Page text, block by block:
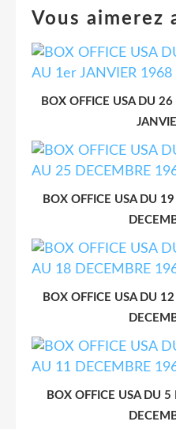
Vous aimerez
BOX OFFICE USA DU
BOX OFFICE USA DU
BOX OFFICE USA DU
BOX OFFICE USA DU